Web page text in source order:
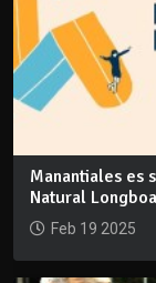
Manantiales es
Natural
Feb 19 2025